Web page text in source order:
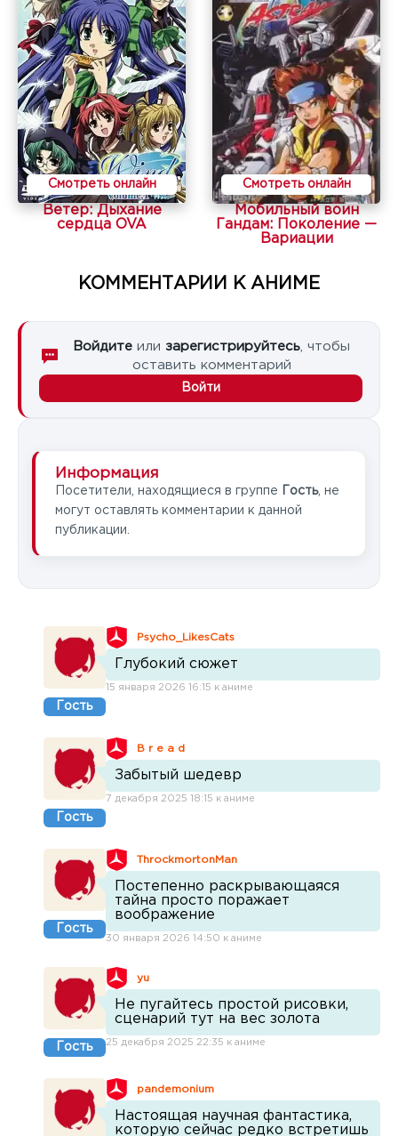
Смотреть онлайн
Ветер: Дыхание
сердца OVA
Смотреть онлайн
Мобильный воин
Гандам: Поколение —
Вариации
КОММЕНТАРИИ К АНИМЕ
Войдите или зарегистрируйтесь , чтобы
оставить комментарий
Войти
Информация
Посетители, находящиеся в группе Гость, не
могут оставлять комментарии к данной
публикации.
Гость
Psycho_LikesCats
Глубокий сюжет
15 января 2026 16:15 к аниме
Гость
B r e a d
Забытый шедевр
7 декабря 2025 18:15 к аниме
Гость
ThrockmortonMan
Постепенно раскрывающаяся
тайна просто поражает
воображение
30 января 2026 14:50 к аниме
Гость
yu
Не пугайтесь простой рисовки,
сценарий тут на вес золота
25 декабря 2025 22:35 к аниме
pandemonium
Настоящая научная фантастика,
которую сейчас редко встретишь